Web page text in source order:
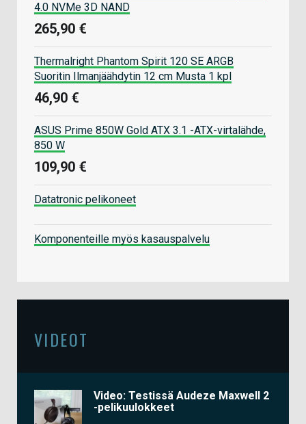
4.0 NVMe 3D NAND
265,90 €
Thermalright Phantom Spirit 120 SE ARGB
Suoritin Ilmanjäähdytin 12 cm Musta 1 kpl
46,90 €
ASUS Prime 850W Gold ATX 3.1 -ATX-virtalähde,
850 W
109,90 €
Datatronic pelikoneet
Komponenteille myös kasauspalvelu
VIDEOT
Video: Testissä Audeze Maxwell 2
-pelikuulokkeet